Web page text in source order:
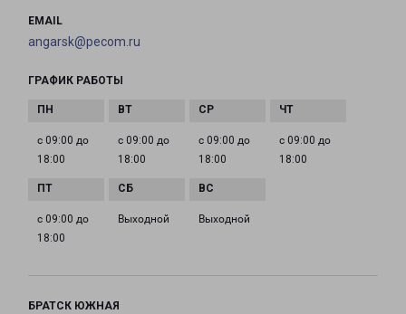
EMAIL
angarsk@pecom.ru
ГРАФИК РАБОТЫ
с 09:00 до
18:00
с 09:00 до
18:00
с 09:00 до
18:00
с 09:00 до
18:00
с 09:00 до
18:00
Выходной Выходной
БРАТСК ЮЖНАЯ